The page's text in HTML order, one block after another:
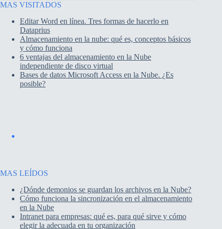
MAS VISITADOS
Editar Word en línea. Tres formas de hacerlo en
Dataprius
Almacenamiento en la nube: qué es, conceptos básicos
y cómo funciona
6 ventajas del almacenamiento en la Nube
independiente de disco virtual
Bases de datos Microsoft Access en la Nube. ¿Es
posible?
MAS LEÍDOS
¿Dónde demonios se guardan los archivos en la Nube?
Cómo funciona la sincronización en el almacenamiento
en la Nube
Intranet para empresas: qué es, para qué sirve y cómo
elegir la adecuada en tu organización